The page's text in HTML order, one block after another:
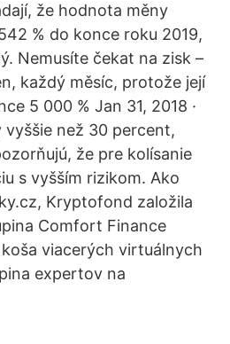
že hodnota měny
% do konce roku 2019,
Nemusíte čekat na zisk –
každý měsíc, protože její
5 000 % Jan 31, 2018 ·
vyššie než 30 percent,
že pre kolísanie
s vyšším rizikom. Ako
Kryptofond založila
Comfort Finance
viacerých virtuálnych
expertov na